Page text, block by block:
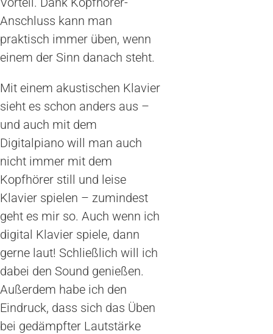
Anschluss kann man
praktisch immer üben, wenn
einem der Sinn danach steht.
Mit einem akustischen Klavier
sieht es schon anders aus –
und auch mit dem
Digitalpiano will man auch
nicht immer mit dem
Kopfhörer still und leise
Klavier spielen – zumindest
geht es mir so. Auch wenn ich
digital Klavier spiele, dann
gerne laut! Schließlich will ich
dabei den Sound genießen.
Außerdem habe ich den
Eindruck, dass sich das Üben
bei gedämpfter Lautstärke